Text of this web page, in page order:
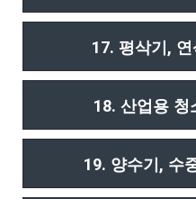
17. 평삭기, 연
18. 산업용 청
19. 양수기, 수